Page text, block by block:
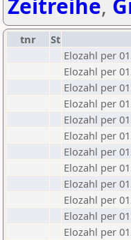
Zeitreihe,
tnr St
Elozahl per
Elozahl per
Elozahl per
Elozahl per
Elozahl per
Elozahl per
Elozahl per
Elozahl per
Elozahl per
Elozahl per
Elozahl per
Elozahl per